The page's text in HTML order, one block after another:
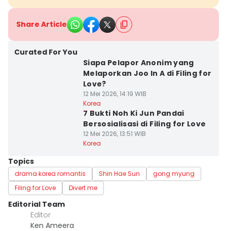
Share Article
Curated For You
Siapa Pelapor Anonim yang
Melaporkan Joo In A di Filing for
Love?
12 Mei 2026, 14:19 WIB
Korea
7 Bukti Noh Ki Jun Pandai
Bersosialisasi di Filing for Love
12 Mei 2026, 13:51 WIB
Korea
Topics
drama korea romantis Shin Hae Sun
gong myung
Filing for Love
Divert me
Editorial Team
Editor
Ken Ameera